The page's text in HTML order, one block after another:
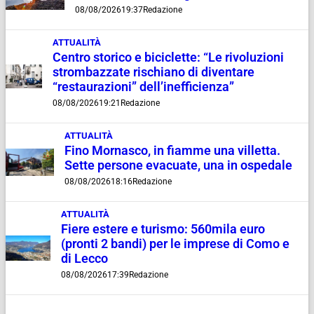
08/08/202619:37Redazione
ATTUALITÀ
Centro storico e biciclette: “Le rivoluzioni
strombazzate rischiano di diventare
“restaurazioni” dell’inefficienza”
08/08/202619:21 Redazione
ATTUALITÀ
Fino Mornasco, in fiamme una villetta.
Sette persone evacuate, una in ospedale
08/08/202618:16Redazione
ATTUALITÀ
Fiere estere e turismo: 560mila euro
(pronti 2 bandi) per le imprese di Como e
di Lecco
08/08/202617:39 Redazione